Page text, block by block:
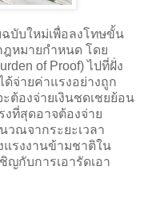
บับใหม่เพื่อลงโทษขั้น
ฎหมายกำหนด โดย
of Proof) ไปที่ฝั่ง
ด้จ่ายค่าแรงอย่างถูก
ต้องจ่ายเงินชดเชยย้อน
ที่สุดอาจต้องจ่าย
วณจากระยะเวลา
แรงงานข้ามชาติใน
ญกับการเอารัดเอา